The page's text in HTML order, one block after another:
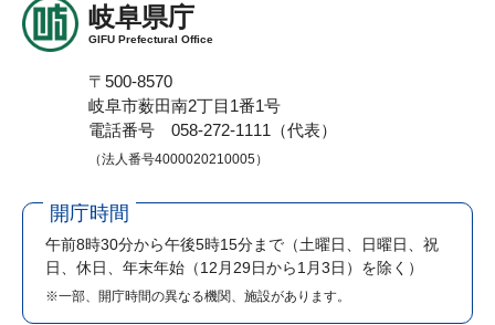
岐阜県庁
GIFU Prefectural Office
〒500-8570
岐阜市薮田南2丁目1番1号
電話番号 058-272-1111（代表）
（法人番号4000020210005）
開庁時間
午前8時30分から午後5時15分まで （土曜日、日曜日、祝
日、休日、年末年始（12月29日から1月3日）を除く）
※一部、開庁時間の異なる機関、施設があります。